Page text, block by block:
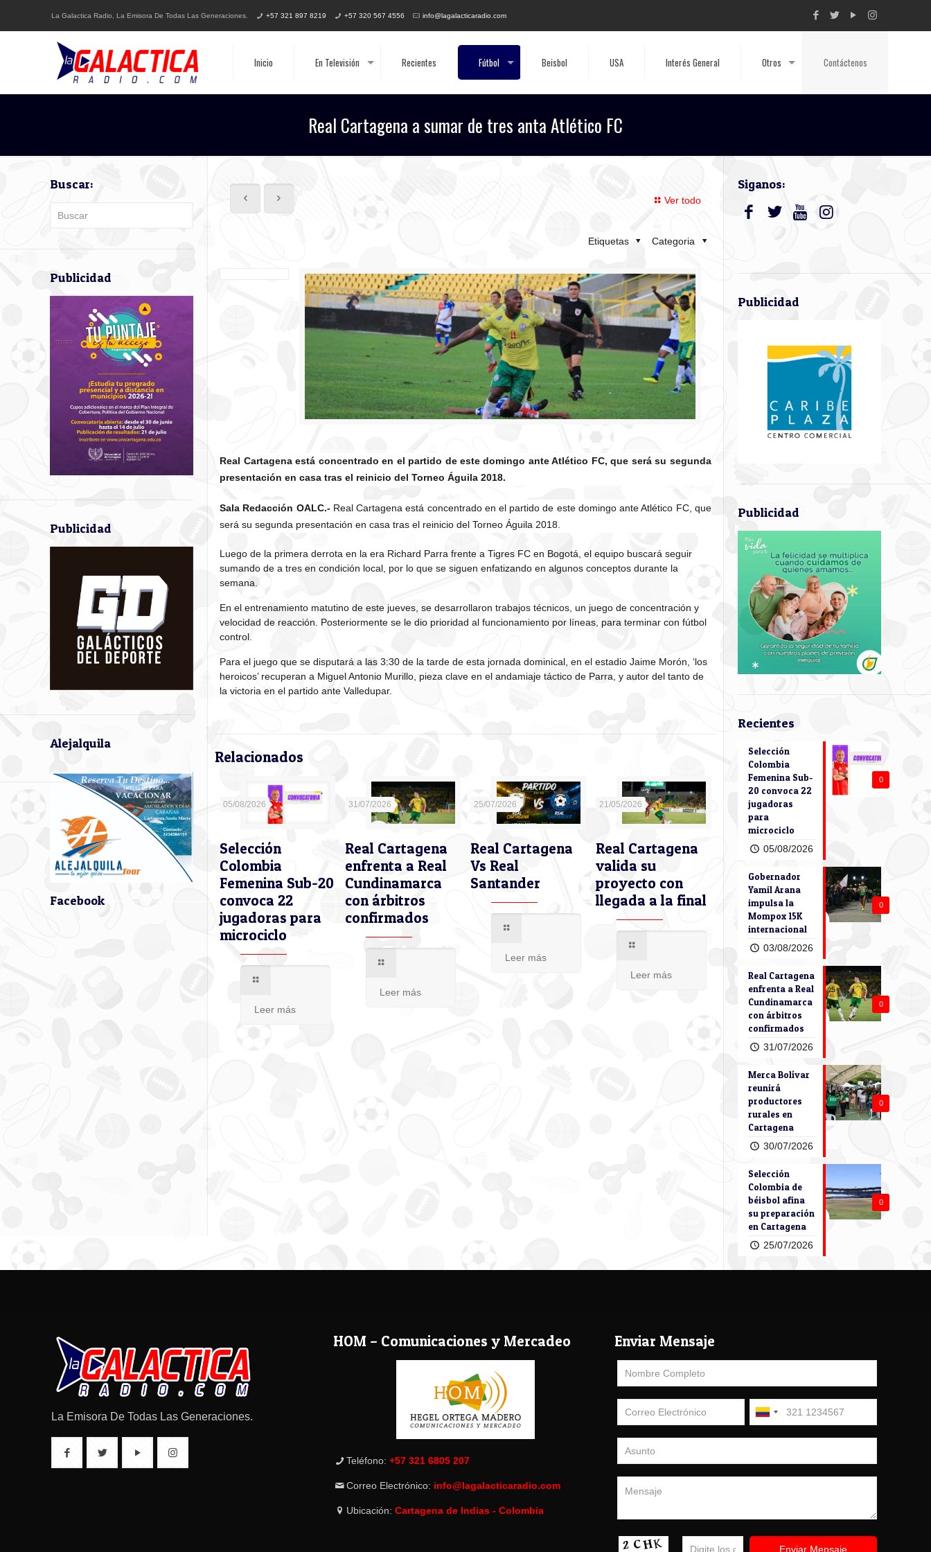
La Galactica Radio, La Emisora De Todas Las Generaciones. +57 321 897 8219 +57 320 567 4556 info@lagalacticaradio.com
Inicio En Televisión Recientes Fútbol Beisbol USA Interés General Otros Contáctenos
Real Cartagena a sumar de tres anta Atlético FC
Ver todo
Categoria
Etiquetas
Real Cartagena está concentrado en el partido de este domingo ante Atlético FC, que será su segunda
presentación en casa tras el reinicio del Torneo Águila 2018.
Sala Redacción OALC.- Real Cartagena está concentrado en el partido de este domingo ante Atlético FC, que
será su segunda presentación en casa tras el reinicio del Torneo Águila 2018.
Luego de la primera derrota en la era Richard Parra frente a Tigres FC en Bogotá, el equipo buscará seguir
sumando de a tres en condición local, por lo que se siguen enfatizando en algunos conceptos durante la
semana.
En el entrenamiento matutino de este jueves, se desarrollaron trabajos técnicos, un juego de concentración y
velocidad de reacción. Posteriormente se le dio prioridad al funcionamiento por líneas, para terminar con fútbol
control.
Para el juego que se disputará a las 3:30 de la tarde de esta jornada dominical, en el estadio Jaime Morón, ‘los
heroicos’ recuperan a Miguel Antonio Murillo, pieza clave en el andamiaje táctico de Parra, y autor del tanto de
la victoria en el partido ante Valledupar.
Relacionados
05/08/2026
Selección
Colombia
Femenina Sub-20
convoca 22
jugadoras para
microciclo
Leer más
31/07/2026
Real Cartagena
enfrenta a Real
Cundinamarca
con árbitros
confirmados
Leer más
25/07/2026
Real Cartagena
Vs Real
Santander
Leer más
21/05/2026
Real Cartagena
valida su
proyecto con
llegada a la final
Leer más
Buscar:
Publicidad
Publicidad
Alejalquila
Facebook
Siganos:
Publicidad
Publicidad
Recientes
0
Selección
Colombia
Femenina Sub-
20 convoca 22
jugadoras
para
microciclo
05/08/2026
0
Gobernador
Yamil Arana
impulsa la
Mompox 15K
internacional
03/08/2026
0
Real Cartagena
enfrenta a Real
Cundinamarca
con árbitros
confirmados
31/07/2026
0
Merca Bolívar
reunirá
productores
rurales en
Cartagena
30/07/2026
0
Selección
Colombia de
béisbol afina
su preparación
en Cartagena
25/07/2026
La Emisora De Todas Las Generaciones.
HOM – Comunicaciones y Mercadeo
Teléfono:+57 321 6805 207
Correo Electrónico: info@lagalacticaradio.com
Ubicación:Cartagena de Indias - Colombia
Enviar Mensaje